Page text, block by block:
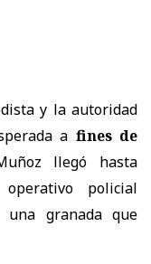
y la autoridad
a fines de
llegó hasta
policial
una granada que